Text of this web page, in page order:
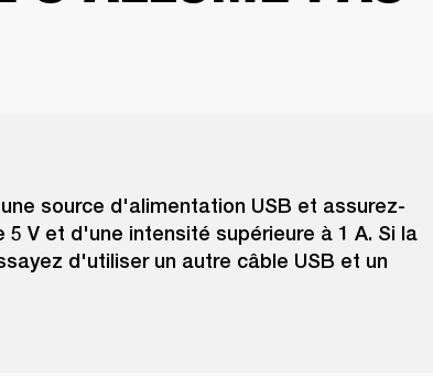
source d'alimentation USB et assurez-
V et d'une intensité supérieure à 1 A. Si la
d'utiliser un autre câble USB et un